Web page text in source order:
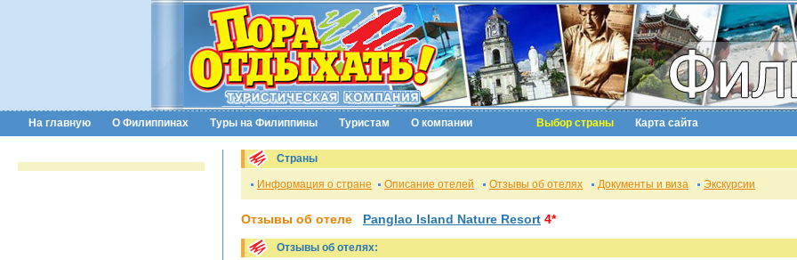
На главную О Филиппинах Туры на Филиппины Туристам О компании Выбор страны Карта сайта
Страны
Информация о стране Описание отелей Отзывы об отелях Документы и виза Экскурсии
Отзывы об отеле Panglao Island Nature Resort 4*
Отзывы об отелях: